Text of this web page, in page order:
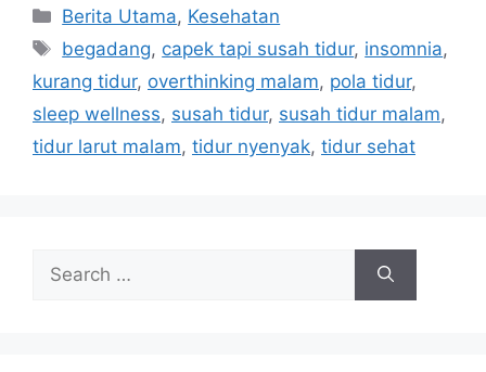
C
a
e
g
o
Berita Utama, Kesehatan
T
a
s
begadang, capek tapi susah tidur, insomnia,
kurang tidur, overthinking malam, pola tidur,
sleep wellness, susah tidur, susah tidur malam,
tidur larut malam, tidur nyenyak, tidur sehat